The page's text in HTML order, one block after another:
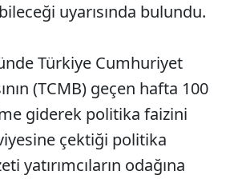
uyarısında bulundu.
Türkiye Cumhuriyet
(TCMB) geçen hafta 100
giderek politika faizini
çektiği politika
yatırımcıların odağına